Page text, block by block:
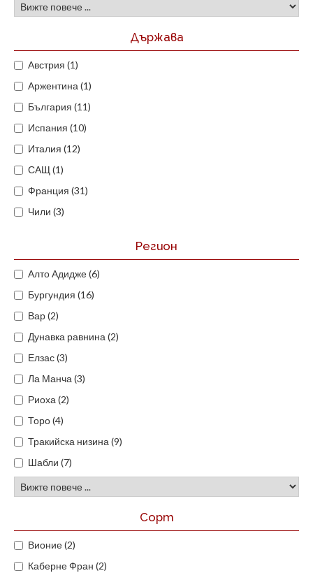
Държава
Австрия (1)
Аржентина (1)
България (11)
Испания (10)
Италия (12)
САЩ (1)
Франция (31)
Чили (3)
Регион
Алто Адидже (6)
Бургундия (16)
Вар (2)
Дунавка равнина (2)
Елзас (3)
Ла Манча (3)
Риоха (2)
Торо (4)
Тракийска низина (9)
Шабли (7)
Сорт
Вионие (2)
Каберне Фран (2)